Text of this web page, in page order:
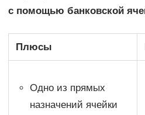
с помощью банковской
Плюсы
Одно из прямых
назначений ячейки